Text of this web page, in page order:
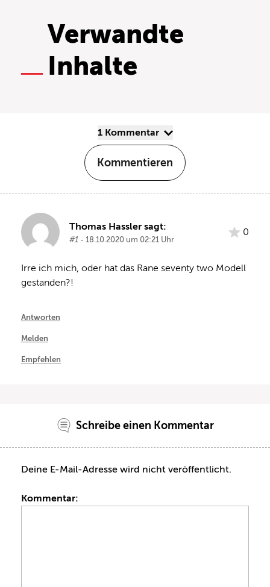
Verwandte
Inhalte
1 Kommentar
Kommentieren
Thomas Hassler sagt:
#1 - 18.10.2020 um 02:21 Uhr
0
Irre ich mich, oder hat das Rane seventy two Modell
gestanden?!
Antworten
Melden
Empfehlen
Schreibe einen Kommentar
Deine E-Mail-Adresse wird nicht veröffentlicht.
Kommentar: